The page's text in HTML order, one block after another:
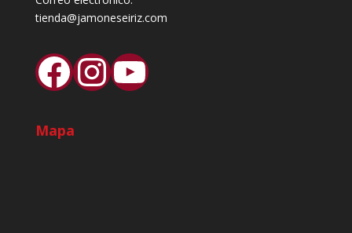
tienda@jamoneseiriz.com
Facebook
Instagram
YouTube
Mapa